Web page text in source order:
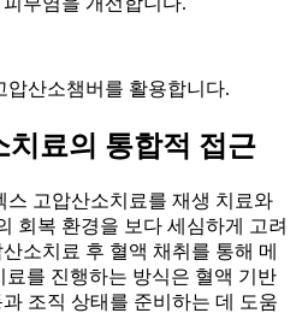
압산소챔버를 활용합니다.
치료의 통합적 접근
고압산소치료를 재생 치료와
회복 환경을 보다 세심하게 고려
소치료 후 혈액 채취를 통해 메
료를 진행하는 방식은 혈액 기반
조직 상태를 준비하는 데 도움